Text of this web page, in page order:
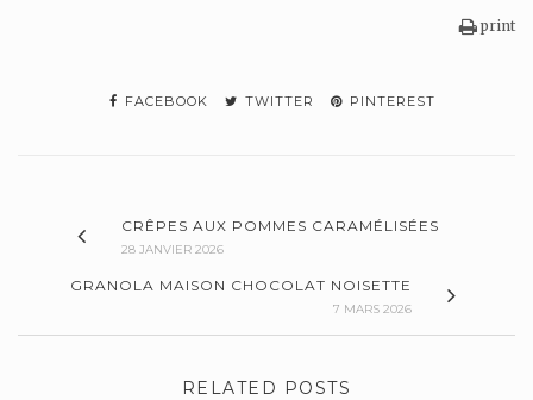
print
FACEBOOK TWITTER PINTEREST
CRÊPES AUX POMMES CARAMÉLISÉES
28 JANVIER 2026
GRANOLA MAISON CHOCOLAT NOISETTE
7 MARS 2026
RELATED POSTS